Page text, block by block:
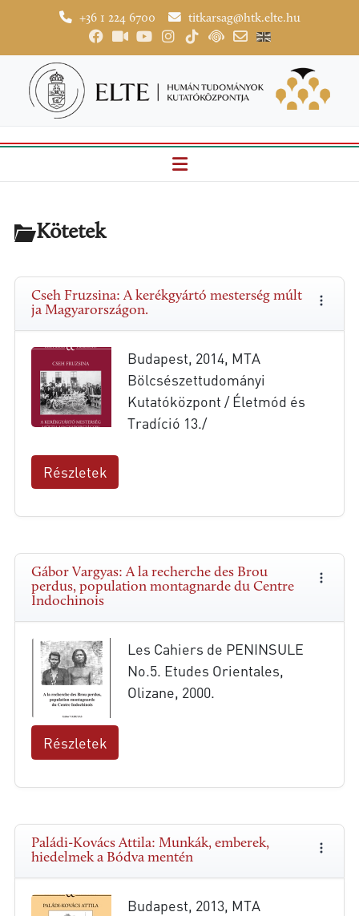
+36 1 224 6700 titkarsag@htk.elte.hu
Kötetek
Cseh Fruzsina: A kerékgyártó mesterség múlt
ja Magyarországon.
Budapest, 2014, MTA
Bölcsészettudományi
Kutatóközpont / Életmód és
Tradíció 13./
Részletek
Gábor Vargyas: A la recherche des Brou
perdus, population montagnarde du Centre
Indochinois
Les Cahiers de PENINSULE
No.5. Etudes Orientales,
Olizane, 2000.
Részletek
Paládi-Kovács Attila: Munkák, emberek,
hiedelmek a Bódva mentén
Budapest, 2013, MTA